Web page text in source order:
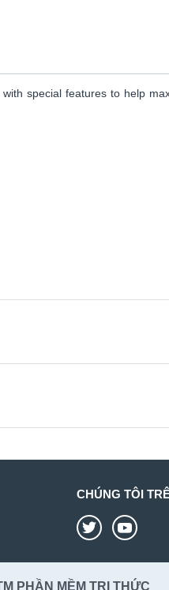
special features to help
CHÚNG TÔI
PHẦN MỀM TRI THỨC